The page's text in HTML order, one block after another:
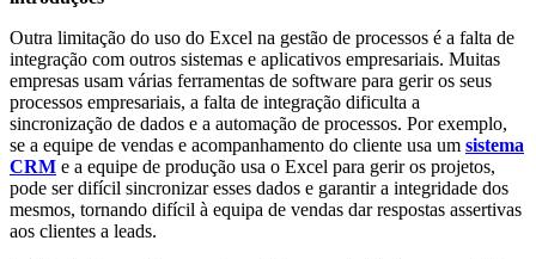
Outra limitação do uso do Excel na gestão de processos é a falta de
integração com outros sistemas e aplicativos empresariais. Muitas
empresas usam várias ferramentas de software para gerir os seus
processos empresariais, a falta de integração dificulta a
sincronização de dados e a automação de processos. Por exemplo,
se a equipe de vendas e acompanhamento do cliente usa um sistema
CRM e a equipe de produção usa o Excel para gerir os projetos,
pode ser difícil sincronizar esses dados e garantir a integridade dos
mesmos, tornando difícil à equipa de vendas dar respostas assertivas
aos clientes a leads.